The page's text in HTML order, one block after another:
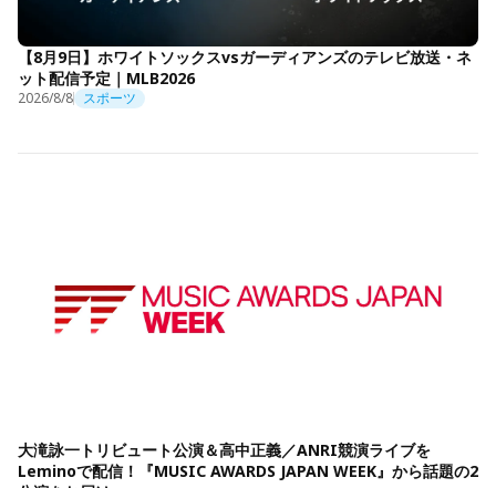
【8月9日】ホワイトソックスvsガーディアンズのテレビ放送・ネ
ット配信予定｜MLB2026
2026/8/8 スポーツ
大滝詠一トリビュート公演＆高中正義／ANRI競演ライブを
Leminoで配信！『MUSIC AWARDS JAPAN WEEK』から話題の2